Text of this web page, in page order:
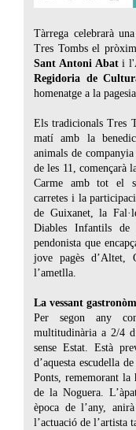
Tàrrega celebrarà
Tres Tombs el
Sant Antoni Abati
Regidoria de
homenatge a la
Els tradicionals Tres
matí amb la
animals de
de les 11, començarà
Carme amb tot el
carretes i la
de Guixanet, la
Diables Infantils
pendonista que
jove pagès d’Altet,
l’ametlla.
La vessant
Per segon any
multitudinària a 2/4
sense Estat. Està
d’aquesta escudella
Ponts, rememorant
de la Noguera.
època de l’any,
l’actuació de l’artista